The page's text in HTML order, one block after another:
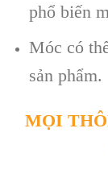
phổ biến
Móc có
sản phẩm.
MỌI